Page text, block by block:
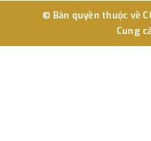
© Bản quyền thuộc về
Cung